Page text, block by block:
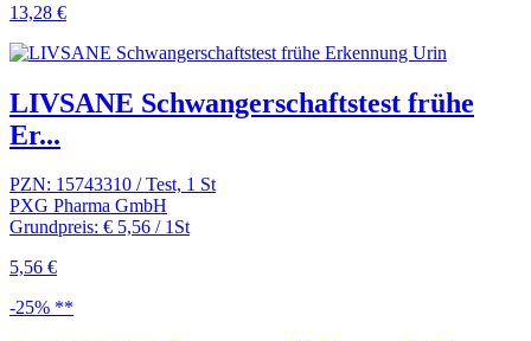
13,28 €
LIVSANE Schwangerschaftstest frühe
Er...
PZN: 15743310 / Test, 1 St
PXG Pharma GmbH
Grundpreis: € 5,56 / 1St
5,56 €
-25% **